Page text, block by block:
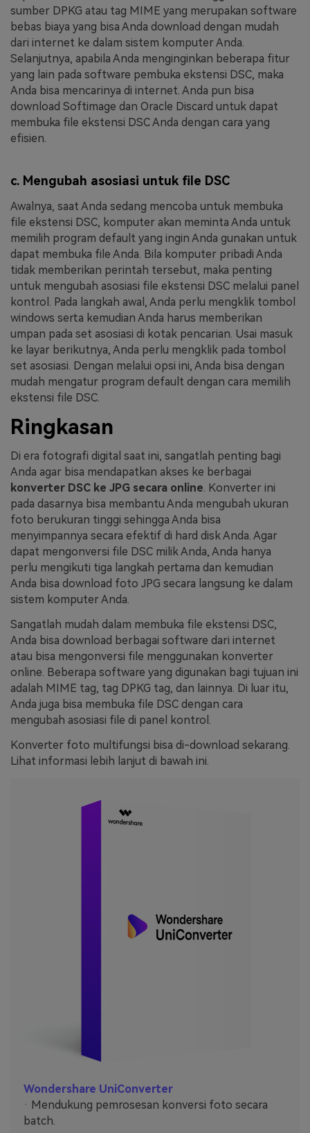
sumber DPKG atau tag MIME yang merupakan software
bebas biaya yang bisa Anda download dengan mudah
dari internet ke dalam sistem komputer Anda.
Selanjutnya, apabila Anda menginginkan beberapa fitur
yang lain pada software pembuka ekstensi DSC, maka
Anda bisa mencarinya di internet. Anda pun bisa
download Softimage dan Oracle Discard untuk dapat
membuka file ekstensi DSC Anda dengan cara yang
efisien.
c. Mengubah asosiasi untuk file DSC
Awalnya, saat Anda sedang mencoba untuk membuka
file ekstensi DSC, komputer akan meminta Anda untuk
memilih program default yang ingin Anda gunakan untuk
dapat membuka file Anda. Bila komputer pribadi Anda
tidak memberikan perintah tersebut, maka penting
untuk mengubah asosiasi file ekstensi DSC melalui panel
kontrol. Pada langkah awal, Anda perlu mengklik tombol
windows serta kemudian Anda harus memberikan
umpan pada set asosiasi di kotak pencarian. Usai masuk
ke layar berikutnya, Anda perlu mengklik pada tombol
set asosiasi. Dengan melalui opsi ini, Anda bisa dengan
mudah mengatur program default dengan cara memilih
ekstensi file DSC.
Ringkasan
Di era fotografi digital saat ini, sangatlah penting bagi
Anda agar bisa mendapatkan akses ke berbagai
konverter DSC ke JPG secara online. Konverter ini
pada dasarnya bisa membantu Anda mengubah ukuran
foto berukuran tinggi sehingga Anda bisa
menyimpannya secara efektif di hard disk Anda. Agar
dapat mengonversi file DSC milik Anda, Anda hanya
perlu mengikuti tiga langkah pertama dan kemudian
Anda bisa download foto JPG secara langsung ke dalam
sistem komputer Anda.
Sangatlah mudah dalam membuka file ekstensi DSC,
Anda bisa download berbagai software dari internet
atau bisa mengonversi file menggunakan konverter
online. Beberapa software yang digunakan bagi tujuan ini
adalah MIME tag, tag DPKG tag, dan lainnya. Di luar itu,
Anda juga bisa membuka file DSC dengan cara
mengubah asosiasi file di panel kontrol.
Konverter foto multifungsi bisa di-download sekarang.
Lihat informasi lebih lanjut di bawah ini.
Wondershare UniConverter
· Mendukung pemrosesan konversi foto secara
batch.